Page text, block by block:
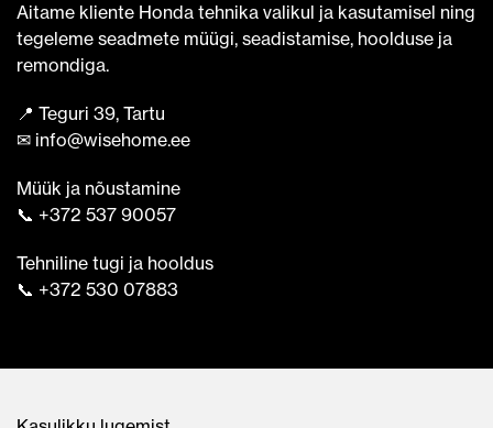
Aitame kliente Honda tehnika valikul ja kasutamisel ning
tegeleme seadmete müügi, seadistamise, hoolduse ja
remondiga.
📍 Teguri 39, Tartu
✉ info@wisehome.ee
Müük ja nõustamine
📞 +372 537 90057
Tehniline tugi ja hooldus
📞 +372 530 07883